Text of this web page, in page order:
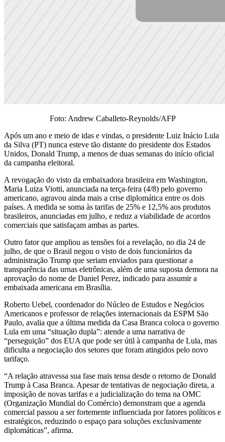
Foto: Andrew Caballeto-Reynolds/AFP
Após um ano e meio de idas e vindas, o presidente Luiz Inácio Lula
da Silva (PT) nunca esteve tão distante do presidente dos Estados
Unidos, Donald Trump, a menos de duas semanas do início oficial
da campanha eleitoral.
A revogação do visto da embaixadora brasileira em Washington,
Maria Luiza Viotti, anunciada na terça-feira (4/8) pelo governo
americano, agravou ainda mais a crise diplomática entre os dois
países. A medida se soma às tarifas de 25% e 12,5% aos produtos
brasileiros, anunciadas em julho, e reduz a viabilidade de acordos
comerciais que satisfaçam ambas as partes.
Outro fator que ampliou as tensões foi a revelação, no dia 24 de
julho, de que o Brasil negou o visto de dois funcionários da
administração Trump que seriam enviados para questionar a
transparência das urnas eletrônicas, além de uma suposta demora na
aprovação do nome de Daniel Perez, indicado para assumir a
embaixada americana em Brasília.
Roberto Uebel, coordenador do Núcleo de Estudos e Negócios
Americanos e professor de relações internacionais da ESPM São
Paulo, avalia que a última medida da Casa Branca coloca o governo
Lula em uma “situação dupla”: atende a uma narrativa de
“perseguição” dos EUA que pode ser útil à campanha de Lula, mas
dificulta a negociação dos setores que foram atingidos pelo novo
tarifaço.
“A relação atravessa sua fase mais tensa desde o retorno de Donald
Trump à Casa Branca. Apesar de tentativas de negociação direta, a
imposição de novas tarifas e a judicialização do tema na OMC
(Organização Mundial do Comércio) demonstram que a agenda
comercial passou a ser fortemente influenciada por fatores políticos e
estratégicos, reduzindo o espaço para soluções exclusivamente
diplomáticas”, afirma.